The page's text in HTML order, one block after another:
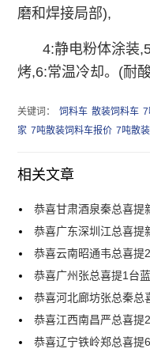
磨和焊接局部),
4:静电粉体涂装
烤,6:常温冷却。(耐
关键词： 饲料车 散装饲料车
家 7吨散装饲料车报价 7吨散
相关文章
恭喜甘肃酒泉秦总喜提
恭喜广东深圳江总喜提
恭喜云南昭通韦总喜提
恭喜广州张总喜提1台
恭喜河北廊坊张总秦总
恭喜江西南昌严总喜提
恭喜辽宁铁岭郑总喜提